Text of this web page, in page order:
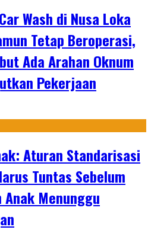
Wash di Nusa Loka
Tetap Beroperasi,
Ada Arahan Oknum
Pekerjaan
Aturan Standarisasi
Tuntas Sebelum
Anak Menunggu